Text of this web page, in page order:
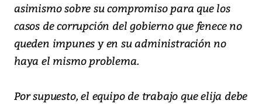
asimismo sobre su compromiso para que los
casos de corrupción del gobierno que fenece no
queden impunes y en su administración no
haya el mismo problema.
Por supuesto, el equipo de trabajo que elija debe